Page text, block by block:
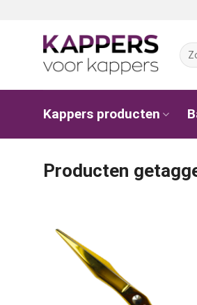
naar:
Kappers producten
Producten